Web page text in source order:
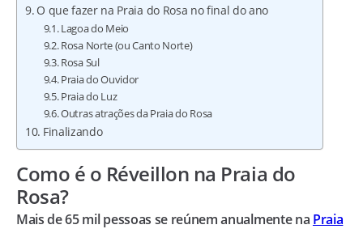
O que fazer na Praia do Rosa no final do ano
Lagoa do Meio
Rosa Norte (ou Canto Norte)
Rosa Sul
Praia do Ouvidor
Praia do Luz
Outras atrações da Praia do Rosa
Finalizando
Como é o Réveillon na Praia do
Rosa?
Mais de 65 mil pessoas se reúnem anualmente na Praia